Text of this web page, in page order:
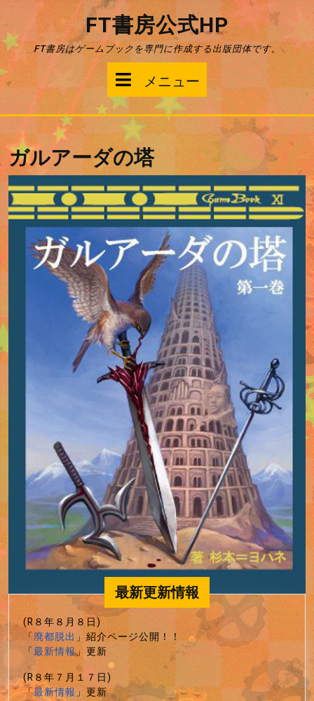
テ
ン
ツ
へ
FT書房公式HP
FT書房はゲームブックを専門に作成する出版団体です。
メニュー
ニ
ュ
ー
ガルアーダの塔
最新更新情報
(R８年８月８日)
「廃都脱出」紹介ページ公開！！
「最新情報」更新
(R８年７月１７日)
「最新情報」更新